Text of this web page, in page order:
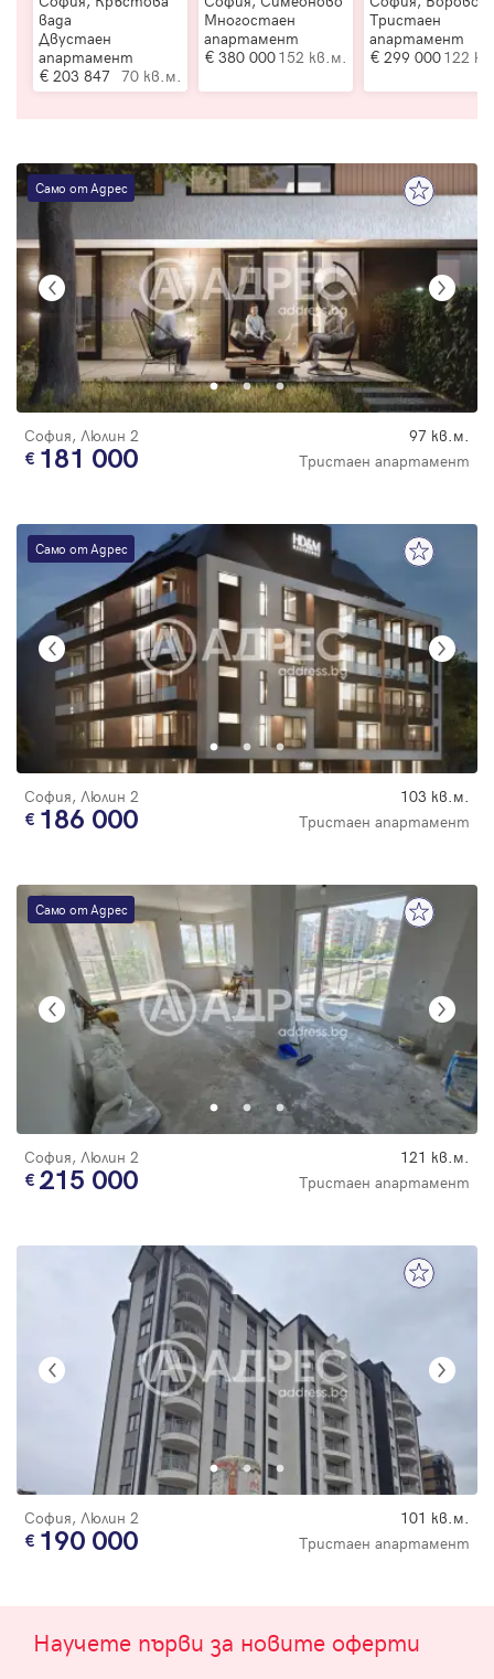
вада
Двустаен
апартамент
203 847 70 кв.м.
Многостаен
апартамент
380 000152 кв.м.
Тристаен
апартамент
299 000122
Само от Адрес
София, Люлин 2 97 кв.м.
181 000 Тристаен апартамент
Само от Адрес
София, Люлин 2 103 кв.м.
186 000 Тристаен апартамент
Само от Адрес
София, Люлин 2 121 кв.м.
215 000 Тристаен апартамент
София, Люлин 2 101 кв.м.
190 000 Тристаен апартамент
Научете първи за новите оферти